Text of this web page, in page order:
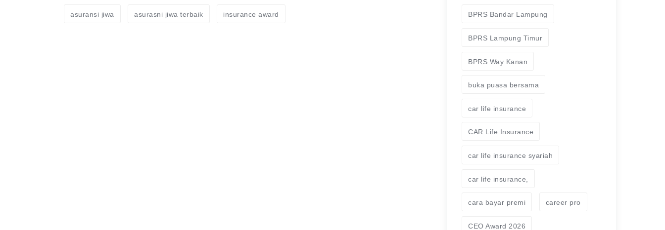
asuransi jiwa asurasni jiwa terbaik insurance award BPRS Bandar Lampung
BPRS Lampung Timur
BPRS Way Kanan
buka puasa bersama
car life insurance
CAR Life Insurance
car life insurance syariah
car life insurance,
cara bayar premi career pro
CEO Award 2026